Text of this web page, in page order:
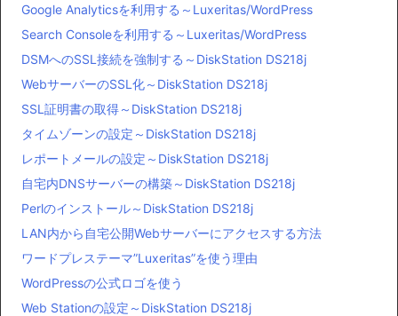
Google Analyticsを利用する～Luxeritas/WordPress
Search Consoleを利用する～Luxeritas/WordPress
DSMへのSSL接続を強制する～DiskStation DS218j
WebサーバーのSSL化～DiskStation DS218j
SSL証明書の取得～DiskStation DS218j
タイムゾーンの設定～DiskStation DS218j
レポートメールの設定～DiskStation DS218j
自宅内DNSサーバーの構築～DiskStation DS218j
Perlのインストール～DiskStation DS218j
LAN内から自宅公開Webサーバーにアクセスする方法
ワードプレステーマ”Luxeritas”を使う理由
WordPressの公式ロゴを使う
Web Stationの設定～DiskStation DS218j